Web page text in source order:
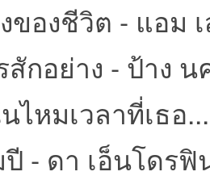
ของชีวิต - แอม
สักอย่าง - ป้าง
ไหมเวลาที่เธอ
- ดา เอ็นโดรฟิ